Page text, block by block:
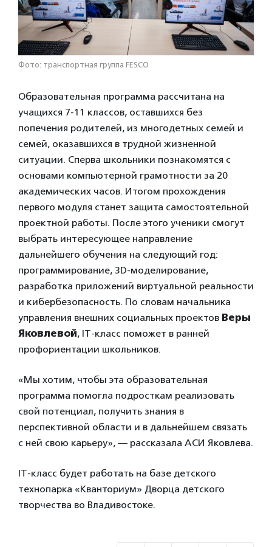
Фото: транспортная группа FESCO
Образовательная программа рассчитана на
учащихся 7-11 классов, оставшихся без
попечения родителей, из многодетных семей и
семей, оказавшихся в трудной жизненной
ситуации. Сперва школьники познакомятся с
основами компьютерной грамотности за 20
академических часов. Итогом прохождения
первого модуля станет защита самостоятельной
проектной работы. После этого ученики смогут
выбрать интересующее направление
дальнейшего обучения на следующий год:
программирование, 3D-моделирование,
разработка приложений виртуальной реальности
и кибербезопасность. По словам начальника
управления внешних социальных проектов Веры
Яковлевой, IT-класс поможет в ранней
профориентации школьников.
«Мы хотим, чтобы эта образовательная
программа помогла подросткам реализовать
свой потенциал, получить знания в
перспективной области и в дальнейшем связать
с ней свою карьеру», — рассказала АСИ Яковлева.
IT-класс будет работать на базе детского
технопарка «Кванториум» Дворца детского
творчества во Владивостоке.